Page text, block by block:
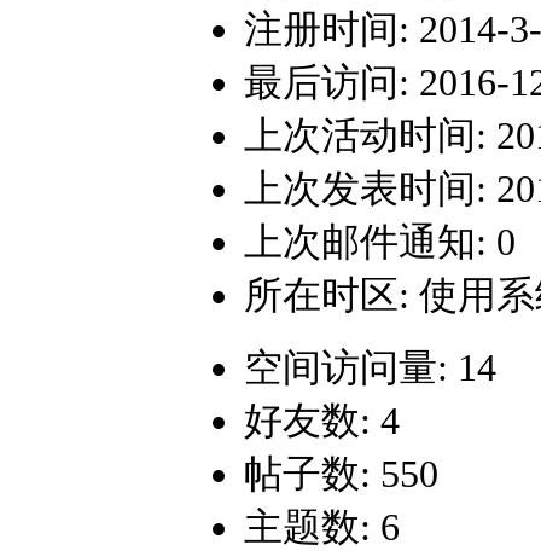
注册时间: 2014-
最后访问: 2016-
上次活动时间:
上次发表时间:
上次邮件通知: 0
所在时区: 使用
空间访问量: 14
好友数: 4
帖子数: 550
主题数: 6